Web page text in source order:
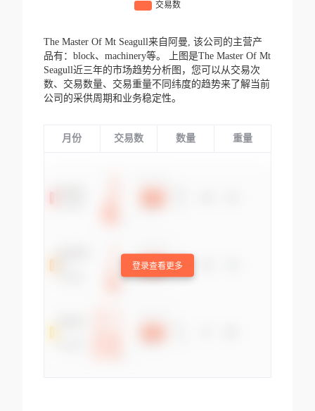
The Master Of Mt Seagull来自阿曼, 该公司的主营产
品有：block、machinery等。
上图是The Master Of Mt
Seagull近三年的市场趋势分析图，您可以从交易次
数、交易数量、交易重量不同纬度的趋势来了解当前
公司的采供周期和业务稳定性。
月份 交易数 数量 重量
登录查看更多